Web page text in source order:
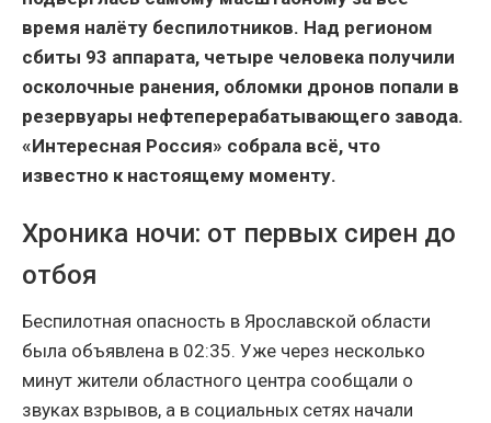
время налёту беспилотников. Над регионом
сбиты 93 аппарата, четыре человека получили
осколочные ранения, обломки дронов попали в
резервуары нефтеперерабатывающего завода.
«Интересная Россия» собрала всё, что
известно к настоящему моменту.
Хроника ночи: от первых сирен до
отбоя
Беспилотная опасность в Ярославской области
была объявлена в 02:35. Уже через несколько
минут жители областного центра сообщали о
звуках взрывов, а в социальных сетях начали